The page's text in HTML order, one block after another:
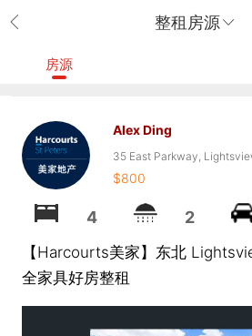
整租房源
房源
Alex Ding
35 East Parkway,
$800
4 2
【Harcourts美家】东北
全家具好房整租